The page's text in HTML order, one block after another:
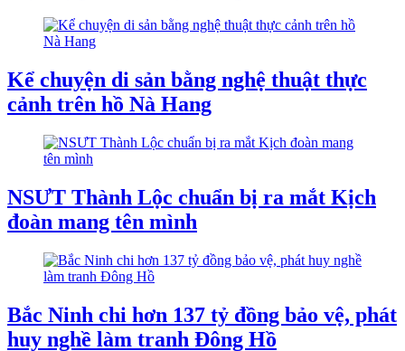
Kể chuyện di sản bằng nghệ thuật thực
cảnh trên hồ Nà Hang
NSƯT Thành Lộc chuẩn bị ra mắt Kịch
đoàn mang tên mình
Bắc Ninh chi hơn 137 tỷ đồng bảo vệ, phát
huy nghề làm tranh Đông Hồ